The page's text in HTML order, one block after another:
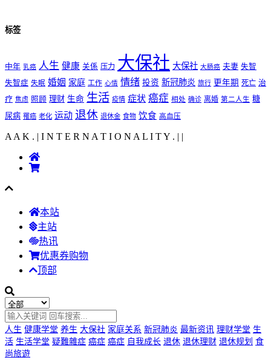
标签
中年 乳癌 人生 健康 关係 压力 大保社 大保社 大肠癌 夫妻 失智
失智症 失眠 婚姻 家庭 工作 心情 情绪 投资 新冠肺炎 旅行 更年期 死亡 治
疗 焦虑 照顾 理财 生命 生活 疫情 症状 癌症 相处 确诊 离婚 第二人生 糖
尿病 罹癌 老化 运动 退休 退休金 食物 饮食 高血压
A A K . | I N T E R N A T I O N A L I T Y . | |
本站
主站
热讯
优惠券购物
顶部
人生 健康学堂 养生 大保社 家庭关系 新冠肺炎 最新资讯 理财学堂 生
活 生活学堂 疑難雜症 癌症 癌症 自我成长 退休 退休理财 退休规划 食
尚旅遊